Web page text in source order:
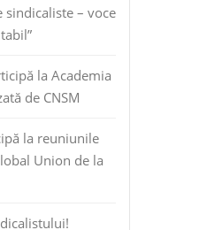
sindicaliste – voce
la Academia
de CNSM
la reuniunile
Union de la